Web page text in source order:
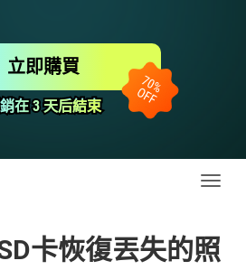
在 3 天后結束
在 3 天后結束
立即購買
卡恢復丟失的照